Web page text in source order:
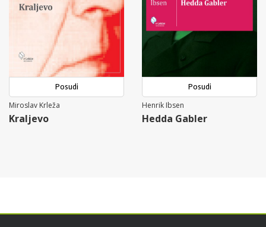
Posudi
Miroslav Krleža
Kraljevo
Posudi
Henrik Ibsen
Hedda Gabler